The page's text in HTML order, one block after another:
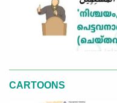
CARTOONS